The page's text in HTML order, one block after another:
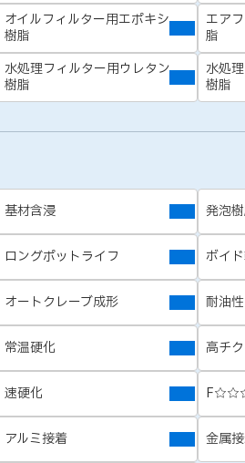
オイルフィルター用エポキシ
樹脂
エア
脂
水処理フィルター用ウレタン
樹脂
水処
樹脂
基材含浸 発泡
ロングポットライフ ボイ
オートクレーブ成形 耐油性
常温硬化 高チ
速硬化
アルミ接着 金属